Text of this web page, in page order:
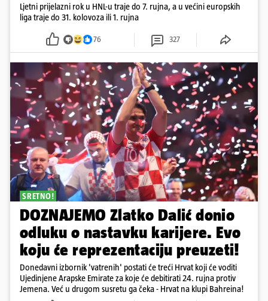
Ljetni prijelazni rok u HNL-u traje do 7. rujna, a u većini europskih
liga traje do 31. kolovoza ili 1. rujna
76 327
SRETNO!
DOZNAJEMO Zlatko Dalić donio
odluku o nastavku karijere. Evo
koju će reprezentaciju preuzeti!
Donedavni izbornik 'vatrenih' postati će treći Hrvat koji će voditi
Ujedinjene Arapske Emirate za koje će debitirati 24. rujna protiv
Jemena. Već u drugom susretu ga čeka - Hrvat na klupi Bahreina!